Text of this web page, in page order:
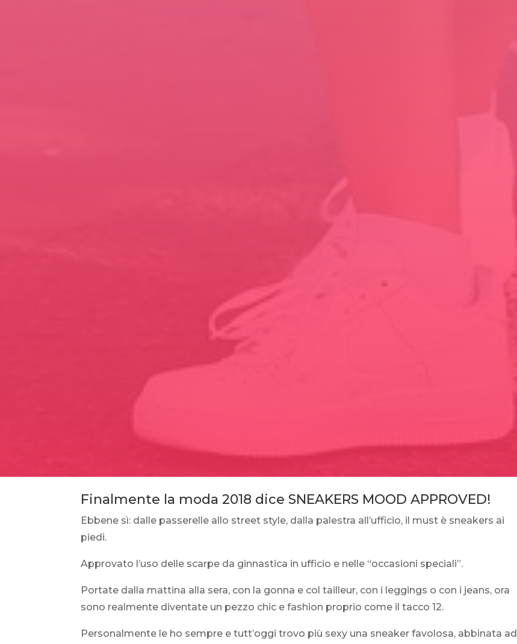
Finalmente la moda 2018 dice SNEAKERS MOOD APPROVED!
Ebbene sì: dalle passerelle allo street style, dalla palestra all’ufficio, il must è sneakers ai
piedi.
Approvato l’uso delle scarpe da ginnastica in ufficio e nelle “occasioni speciali”.
Portate dalla mattina alla sera, con la gonna e col tailleur, con i leggings o con i jeans, ora
sono realmente diventate un pezzo chic e fashion proprio come il tacco 12.
Personalmente le ho sempre e tutt’oggi trovo più sexy una sneaker favolosa, abbinata ad